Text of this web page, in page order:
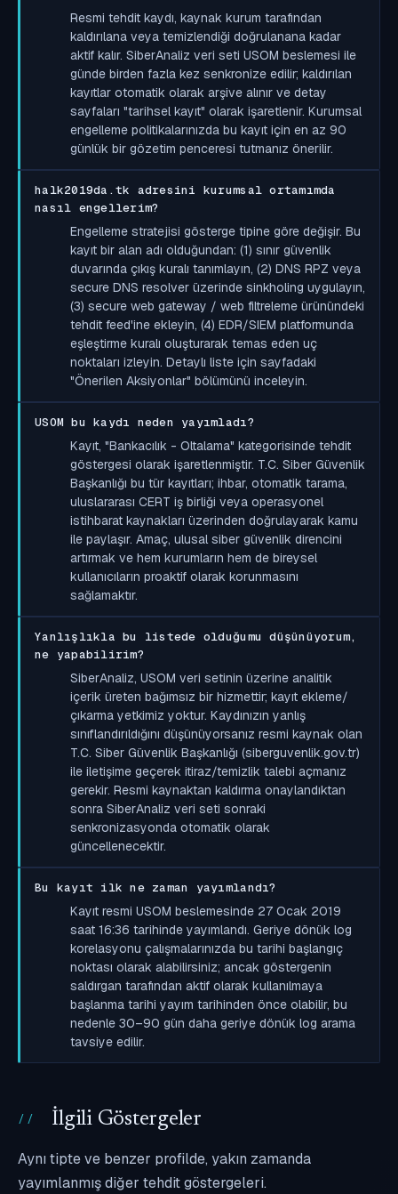
Resmi tehdit kaydı, kaynak kurum tarafından
kaldırılana veya temizlendiği doğrulanana kadar
aktif kalır. SiberAnaliz veri seti USOM beslemesi ile
günde birden fazla kez senkronize edilir; kaldırılan
kayıtlar otomatik olarak arşive alınır ve detay
sayfaları "tarihsel kayıt" olarak işaretlenir. Kurumsal
engelleme politikalarınızda bu kayıt için en az 90
günlük bir gözetim penceresi tutmanız önerilir.
halk2019da.tk adresini kurumsal ortamımda
nasıl engellerim?
Engelleme stratejisi gösterge tipine göre değişir. Bu
kayıt bir alan adı olduğundan: (1) sınır güvenlik
duvarında çıkış kuralı tanımlayın, (2) DNS RPZ veya
secure DNS resolver üzerinde sinkholing uygulayın,
(3) secure web gateway / web filtreleme ürünündeki
tehdit feed'ine ekleyin, (4) EDR/SIEM platformunda
eşleştirme kuralı oluşturarak temas eden uç
noktaları izleyin. Detaylı liste için sayfadaki
"Önerilen Aksiyonlar" bölümünü inceleyin.
USOM bu kaydı neden yayımladı?
Kayıt, "Bankacılık - Oltalama" kategorisinde tehdit
göstergesi olarak işaretlenmiştir. T.C. Siber Güvenlik
Başkanlığı bu tür kayıtları; ihbar, otomatik tarama,
uluslararası CERT iş birliği veya operasyonel
istihbarat kaynakları üzerinden doğrulayarak kamu
ile paylaşır. Amaç, ulusal siber güvenlik direncini
artırmak ve hem kurumların hem de bireysel
kullanıcıların proaktif olarak korunmasını
sağlamaktır.
Yanlışlıkla bu listede olduğumu düşünüyorum,
ne yapabilirim?
SiberAnaliz, USOM veri setinin üzerine analitik
içerik üreten bağımsız bir hizmettir; kayıt ekleme/
çıkarma yetkimiz yoktur. Kaydınızın yanlış
sınıflandırıldığını düşünüyorsanız resmi kaynak olan
T.C. Siber Güvenlik Başkanlığı (siberguvenlik.gov.tr)
ile iletişime geçerek itiraz/temizlik talebi açmanız
gerekir. Resmi kaynaktan kaldırma onaylandıktan
sonra SiberAnaliz veri seti sonraki
senkronizasyonda otomatik olarak
güncellenecektir.
Bu kayıt ilk ne zaman yayımlandı?
Kayıt resmi USOM beslemesinde 27 Ocak 2019
saat 16:36 tarihinde yayımlandı. Geriye dönük log
korelasyonu çalışmalarınızda bu tarihi başlangıç
noktası olarak alabilirsiniz; ancak göstergenin
saldırgan tarafından aktif olarak kullanılmaya
başlanma tarihi yayım tarihinden önce olabilir, bu
nedenle 30–90 gün daha geriye dönük log arama
tavsiye edilir.
İlgili Göstergeler
Aynı tipte ve benzer profilde, yakın zamanda
yayımlanmış diğer tehdit göstergeleri.